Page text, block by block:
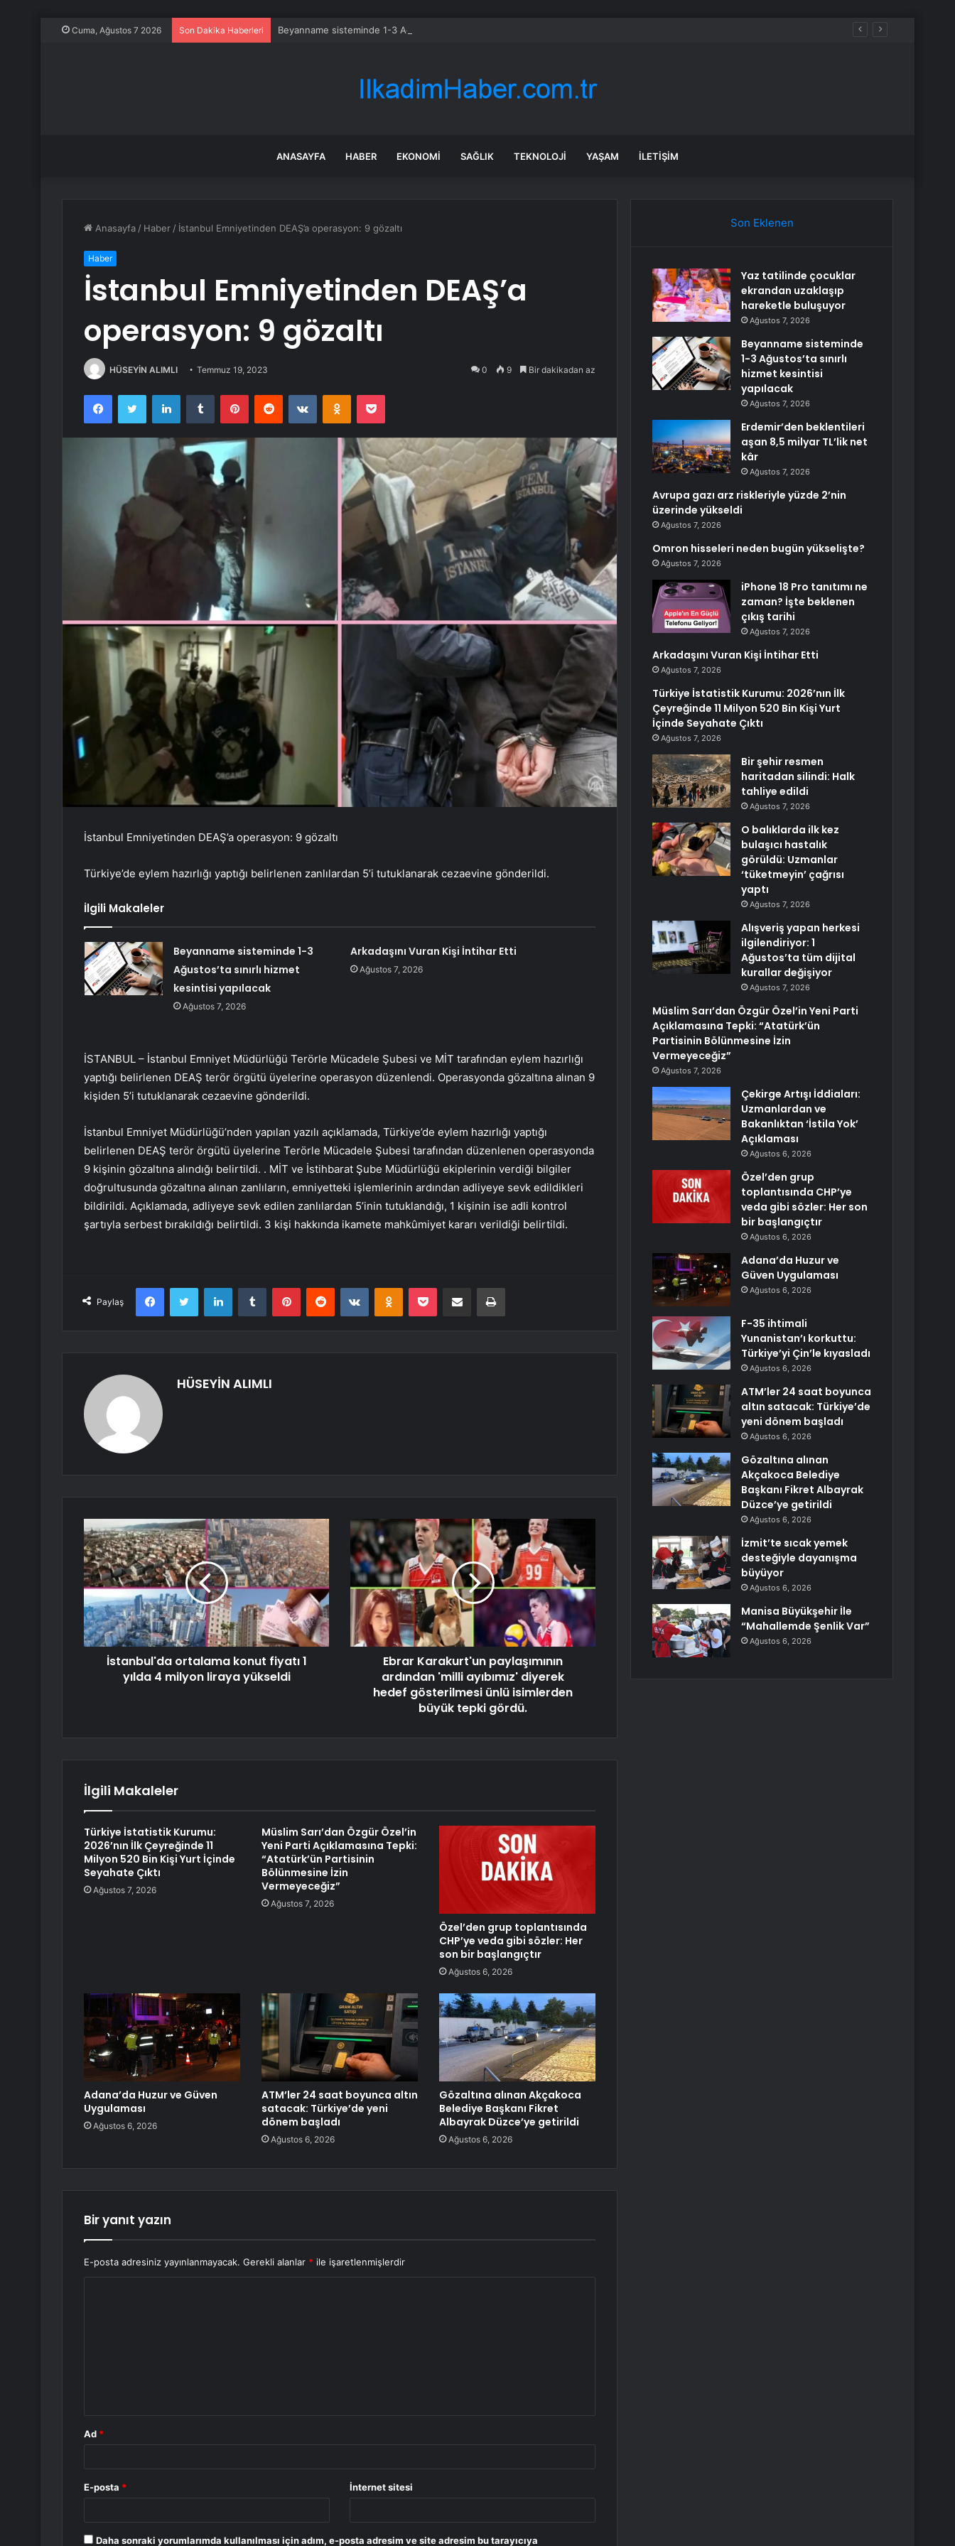
Cuma, Ağustos 7 2026 Son Dakika Haberleri Beyanname sisteminde 1-3 Ağustos’ta sınırlı hizmet kesintisi yapılacak
ANASAYFA HABER EKONOMI SAĞLIK TEKNOLOJI YAŞAM İLETIŞIM
Anasayfa / Haber / İstanbul Emniyetinden DEAŞ’a operasyon: 9 gözaltı
Haber
İstanbul Emniyetinden DEAŞ’a
operasyon: 9 gözaltı
HÜSEYİN ALIMLI Temmuz 19, 2023 0 9 Bir dakikadan az
FacebookTwitter LinkedInTumblr PinterestReddit VKontakteOdnoklassniki
Pocket
İstanbul Emniyetinden DEAŞ’a operasyon: 9 gözaltı
Türkiye’de eylem hazırlığı yaptığı belirlenen zanlılardan 5’i tutuklanarak cezaevine gönderildi.
İlgili Makaleler
Beyanname sisteminde 1-3
Ağustos’ta sınırlı hizmet
kesintisi yapılacak
Ağustos 7, 2026
Arkadaşını Vuran Kişi İntihar Etti
Ağustos 7, 2026
İSTANBUL – İstanbul Emniyet Müdürlüğü Terörle Mücadele Şubesi ve MİT tarafından eylem hazırlığı
yaptığı belirlenen DEAŞ terör örgütü üyelerine operasyon düzenlendi. Operasyonda gözaltına alınan 9
kişiden 5’i tutuklanarak cezaevine gönderildi.
İstanbul Emniyet Müdürlüğü’nden yapılan yazılı açıklamada, Türkiye’de eylem hazırlığı yaptığı
belirlenen DEAŞ terör örgütü üyelerine Terörle Mücadele Şubesi tarafından düzenlenen operasyonda
9 kişinin gözaltına alındığı belirtildi. . MİT ve İstihbarat Şube Müdürlüğü ekiplerinin verdiği bilgiler
doğrultusunda gözaltına alınan zanlıların, emniyetteki işlemlerinin ardından adliyeye sevk edildikleri
bildirildi. Açıklamada, adliyeye sevk edilen zanlılardan 5’inin tutuklandığı, 1 kişinin ise adli kontrol
şartıyla serbest bırakıldığı belirtildi. 3 kişi hakkında ikamete mahkûmiyet kararı verildiği belirtildi.
Paylaş
FacebookTwitter LinkedInTumblr PinterestReddit VKontakteOdnoklassniki
Pocket E-Posta ile paylaş Yazdır
HÜSEYİN ALIMLI
İstanbul'da ortalama konut fiyatı 1
yılda 4 milyon liraya yükseldi
Ebrar Karakurt'un paylaşımının
ardından 'milli ayıbımız' diyerek
hedef gösterilmesi ünlü isimlerden
büyük tepki gördü.
İlgili Makaleler
Türkiye İstatistik Kurumu:
2026’nın İlk Çeyreğinde 11
Milyon 520 Bin Kişi Yurt İçinde
Seyahate Çıktı
Ağustos 7, 2026
Müslim Sarı’dan Özgür Özel’in
Yeni Parti Açıklamasına Tepki:
“Atatürk’ün Partisinin
Bölünmesine İzin
Vermeyeceğiz”
Ağustos 7, 2026
Özel’den grup toplantısında
CHP’ye veda gibi sözler: Her
son bir başlangıçtır
Ağustos 6, 2026
Adana’da Huzur ve Güven
Uygulaması
Ağustos 6, 2026
ATM’ler 24 saat boyunca altın
satacak: Türkiye’de yeni
dönem başladı
Ağustos 6, 2026
Gözaltına alınan Akçakoca
Belediye Başkanı Fikret
Albayrak Düzce’ye getirildi
Ağustos 6, 2026
Bir yanıt yazın
E-posta adresiniz yayınlanmayacak. Gerekli alanlar * ile işaretlenmişlerdir
Ad *
E-posta * İnternet sitesi
Daha sonraki yorumlarımda kullanılması için adım, e-posta adresim ve site adresim bu tarayıcıya
Son Eklenen
Yaz tatilinde çocuklar
ekrandan uzaklaşıp
hareketle buluşuyor
Ağustos 7, 2026
Beyanname sisteminde
1-3 Ağustos’ta sınırlı
hizmet kesintisi
yapılacak
Ağustos 7, 2026
Erdemir’den beklentileri
aşan 8,5 milyar TL’lik net
kâr
Ağustos 7, 2026
Avrupa gazı arz riskleriyle yüzde 2’nin
üzerinde yükseldi
Ağustos 7, 2026
Omron hisseleri neden bugün yükselişte?
Ağustos 7, 2026
iPhone 18 Pro tanıtımı ne
zaman? İşte beklenen
çıkış tarihi
Ağustos 7, 2026
Arkadaşını Vuran Kişi İntihar Etti
Ağustos 7, 2026
Türkiye İstatistik Kurumu: 2026’nın İlk
Çeyreğinde 11 Milyon 520 Bin Kişi Yurt
İçinde Seyahate Çıktı
Ağustos 7, 2026
Bir şehir resmen
haritadan silindi: Halk
tahliye edildi
Ağustos 7, 2026
O balıklarda ilk kez
bulaşıcı hastalık
görüldü: Uzmanlar
‘tüketmeyin’ çağrısı
yaptı
Ağustos 7, 2026
Alışveriş yapan herkesi
ilgilendiriyor: 1
Ağustos’ta tüm dijital
kurallar değişiyor
Ağustos 7, 2026
Müslim Sarı’dan Özgür Özel’in Yeni Parti
Açıklamasına Tepki: “Atatürk’ün
Partisinin Bölünmesine İzin
Vermeyeceğiz”
Ağustos 7, 2026
Çekirge Artışı İddiaları:
Uzmanlardan ve
Bakanlıktan ‘İstila Yok’
Açıklaması
Ağustos 6, 2026
Özel’den grup
toplantısında CHP’ye
veda gibi sözler: Her son
bir başlangıçtır
Ağustos 6, 2026
Adana’da Huzur ve
Güven Uygulaması
Ağustos 6, 2026
F-35 ihtimali
Yunanistan’ı korkuttu:
Türkiye’yi Çin’le kıyasladı
Ağustos 6, 2026
ATM’ler 24 saat boyunca
altın satacak: Türkiye’de
yeni dönem başladı
Ağustos 6, 2026
Gözaltına alınan
Akçakoca Belediye
Başkanı Fikret Albayrak
Düzce’ye getirildi
Ağustos 6, 2026
İzmit’te sıcak yemek
desteğiyle dayanışma
büyüyor
Ağustos 6, 2026
Manisa Büyükşehir İle
“Mahallemde Şenlik Var”
Ağustos 6, 2026